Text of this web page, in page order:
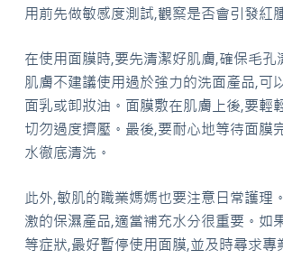
用前先做敏感度測試,觀察是否會引發紅
在使用面膜時,要先清潔好肌膚,確保毛孔
肌膚不建議使用過於強力的洗面產品,可
面乳或卸妝油。面膜敷在肌膚上後,要輕
切勿過度擠壓。最後,要耐心地等待面膜
水徹底清洗。
此外,敏肌的職業媽媽也要注意日常護理
激的保濕產品,適當補充水分很重要。如
等症狀,最好暫停使用面膜,並及時尋求專